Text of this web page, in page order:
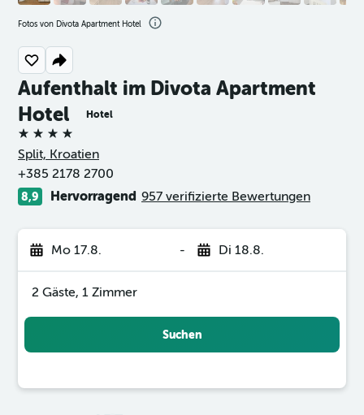
Aufenthalt im Divota Apartment
Hotel
Hotel
4 Sterne
Split, Kroatien
+385 2178 2700
8,9 Hervorragend 957 verifizierte Bewertungen
Mo 17.8. - Di 18.8.
2 Gäste, 1 Zimmer
Suchen
Fotos von Divota Apartment Hotel